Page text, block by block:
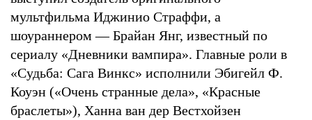
мультфильма Иджинио Страффи, а
шоураннером — Брайан Янг, известный по
сериалу «Дневники вампира». Главные роли в
«Судьба: Сага Винкс» исполнили Эбигейл Ф.
Коуэн («Очень странные дела», «Красные
браслеты»), Ханна ван дер Вестхойзен